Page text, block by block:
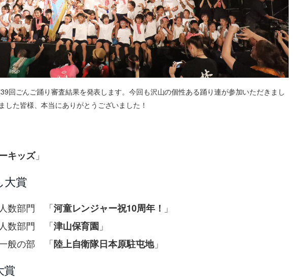
回ごんご踊り審査結果を発表します。今回も沢山の個性ある踊り連が参加いただきまし
した皆様、本当にありがとうございました！
キッズ」
大賞
数部門 「河童レンジャー祝10周年！ 」
数部門 「津山保育園 」
部 「陸上自衛隊日本原駐屯地」
賞